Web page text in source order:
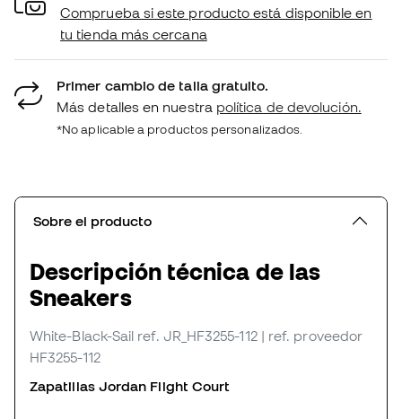
Comprueba si este producto está disponible en
tu tienda más cercana
Primer cambio de talla gratuito.
Más detalles en nuestra política de devolución.
*No aplicable a productos personalizados.
Sobre el producto
Descripción técnica de las
Sneakers
White-Black-Sail ref. JR_HF3255-112 | ref. proveedor
HF3255-112
Zapatillas Jordan Flight Court